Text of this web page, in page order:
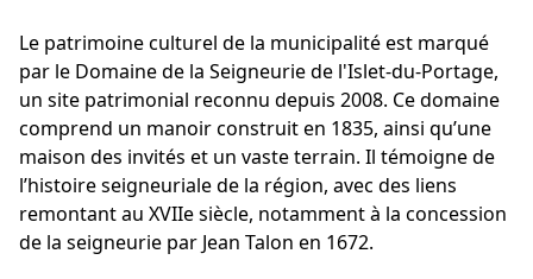
Le patrimoine culturel de la municipalité est marqué
par le Domaine de la Seigneurie de l'Islet-du-Portage,
un site patrimonial reconnu depuis 2008. Ce domaine
comprend un manoir construit en 1835, ainsi qu’une
maison des invités et un vaste terrain. Il témoigne de
l’histoire seigneuriale de la région, avec des liens
remontant au XVIIe siècle, notamment à la concession
de la seigneurie par Jean Talon en 1672.